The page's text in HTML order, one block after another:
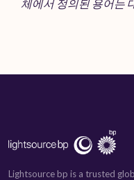
체에서 정의된 용어는
Lightsource bp is a trusted